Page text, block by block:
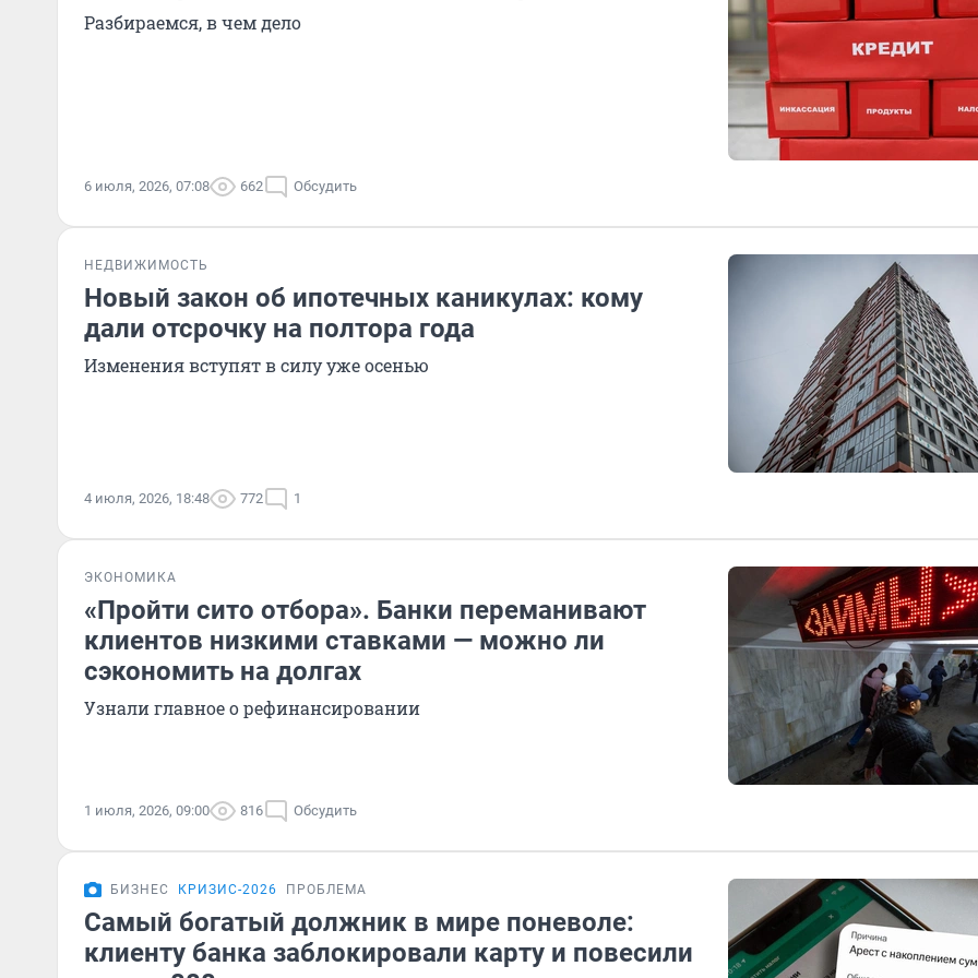
Разбираемся, в чем дело
6 июля, 2026, 07:08 662 Обсудить
НЕДВИЖИМОСТЬ
Новый закон об ипотечных каникулах: кому
дали отсрочку на полтора года
Изменения вступят в силу уже осенью
4 июля, 2026, 18:48 772 1
ЭКОНОМИКА
«Пройти сито отбора». Банки переманивают
клиентов низкими ставками — можно ли
сэкономить на долгах
Узнали главное о рефинансировании
1 июля, 2026, 09:00 816 Обсудить
БИЗНЕС КРИЗИС-2026 ПРОБЛЕМА
Самый богатый должник в мире поневоле:
клиенту банка заблокировали карту и повесили